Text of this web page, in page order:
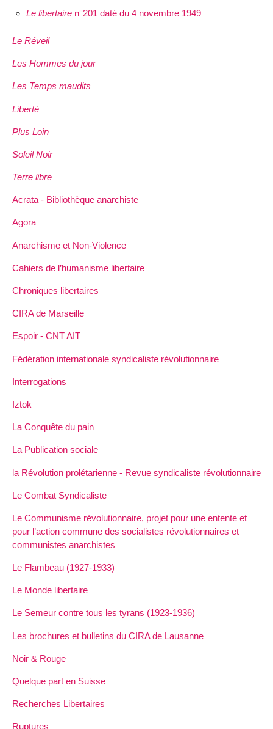
Le libertairen°201 daté du 4 novembre 1949
Le Réveil
Les Hommes du jour
Les Temps maudits
Liberté
Plus Loin
Soleil Noir
Terre libre
Acrata - Bibliothèque anarchiste
Agora
Anarchisme et Non-Violence
Cahiers de l’humanisme libertaire
Chroniques libertaires
CIRA de Marseille
Espoir - CNT AIT
Fédération internationale syndicaliste révolutionnaire
Interrogations
Iztok
La Conquête du pain
La Publication sociale
la Révolution prolétarienne - Revue syndicaliste révolutionnaire
Le Combat Syndicaliste
Le Communisme révolutionnaire, projet pour une entente et
pour l’action commune des socialistes révolutionnaires et
communistes anarchistes
Le Flambeau (1927-1933)
Le Monde libertaire
Le Semeur contre tous les tyrans (1923-1936)
Les brochures et bulletins du CIRA de Lausanne
Noir & Rouge
Quelque part en Suisse
Recherches Libertaires
Ruptures